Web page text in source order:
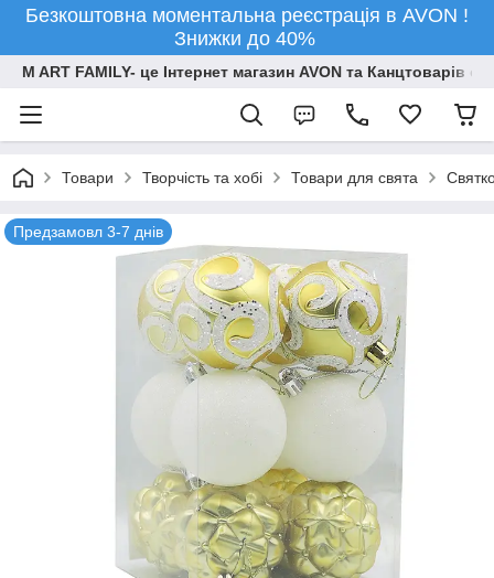
Безкоштовна моментальна реєстрація в AVON !
Знижки до 40%
M ART FAMILY- це Інтернет магазин AVON та Канцтоварів
Товари Творчiсть та хобi Товари для свята
Предзамовл 3-7 днів